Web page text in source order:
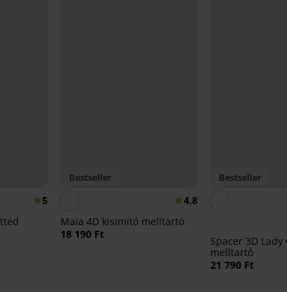
5
Bestseller
4,8
Maia 4D kisimító melltartó
18 190 Ft
Bestseller
Spacer 3D Lady
melltartó
21 790 Ft